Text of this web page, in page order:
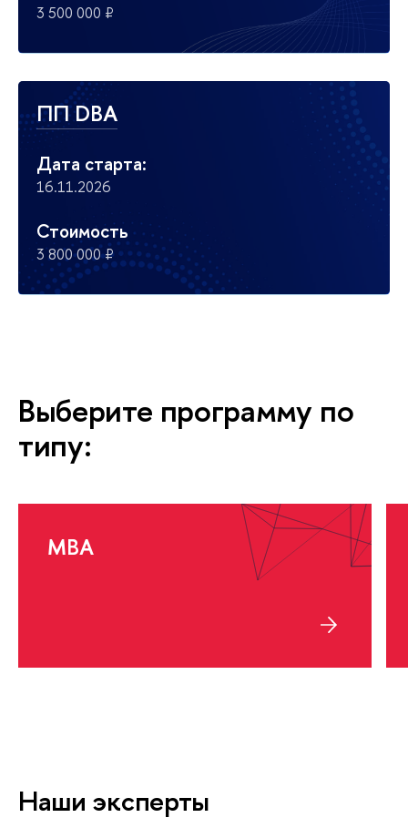
3 500 000 ₽
ПП DBA
Дата старта:
16.11.2026
Стоимость
3 800 000 ₽
Выберите программу по
типу:
MBA
Наши эксперты